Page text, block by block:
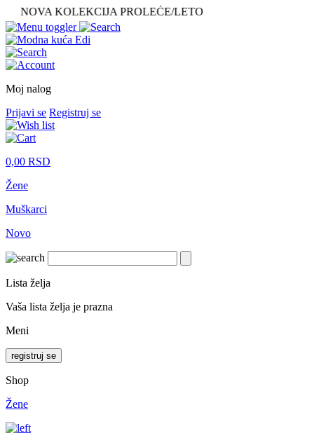
KOLEKCIJA PROLEĆE/LETO
Moj nalog
Prijavi se Registruj se
0,00 RSD
Žene
Muškarci
Novo
Lista želja
Vaša lista želja je prazna
Meni
registruj se
Shop
Žene